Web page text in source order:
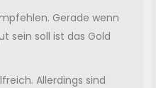
Gerade wenn
sein soll ist das Gold
Allerdings sind